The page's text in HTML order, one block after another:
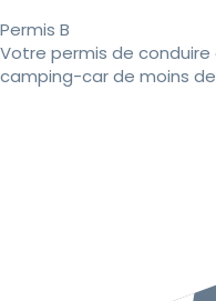
Permis B
Votre permis de
camping-car de moins